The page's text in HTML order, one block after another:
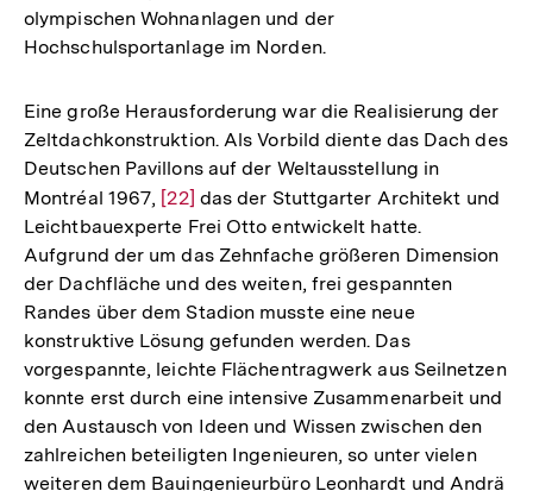
olympischen Wohnanlagen und der
Hochschulsportanlage im Norden.
Eine große Herausforderung war die Realisierung der
Zeltdachkonstruktion. Als Vorbild diente das Dach des
Deutschen Pavillons auf der Weltausstellung in
Montréal 1967, Zur
Auflösung
der
Fußnote
[22] das der Stuttgarter Architekt und
Leichtbauexperte Frei Otto entwickelt hatte.
Aufgrund der um das Zehnfache größeren Dimension
der Dachfläche und des weiten, frei gespannten
Randes über dem Stadion musste eine neue
konstruktive Lösung gefunden werden. Das
vorgespannte, leichte Flächentragwerk aus Seilnetzen
konnte erst durch eine intensive Zusammenarbeit und
den Austausch von Ideen und Wissen zwischen den
zahlreichen beteiligten Ingenieuren, so unter vielen
weiteren dem Bauingenieurbüro Leonhardt und Andrä